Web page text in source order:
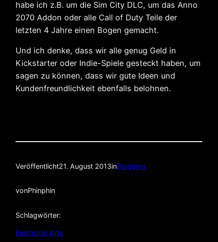
habe ich z.B. um die Sim City DLC, um das Anno
2070 Addon oder alle Call of Duty Teile der
letzten 4 Jahre einen Bogen gemacht.
Und ich denke, dass wir alle genug Geld in
Kickstarter oder Indie-Spiele gesteckt haben, um
sagen zu können, dass wir gute Ideen und
Kundenfreundlichkeit ebenfalls belohnen.
Veröffentlicht21. August 2013inBlogging
vonPhinphin
Schlagwörter:
Electronic Arts